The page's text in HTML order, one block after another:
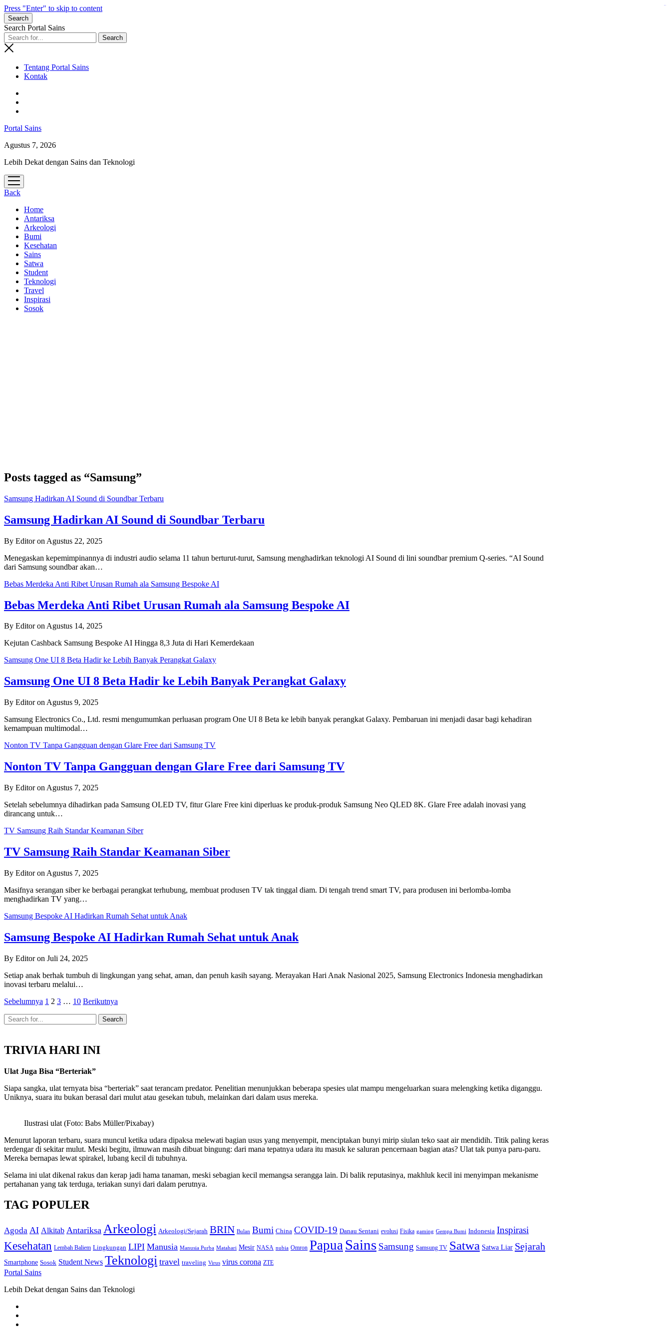
Press "Enter" to skip to content
Search
Search Portal Sains
Tentang Portal Sains
Kontak
Portal Sains
Agustus 7, 2026
Lebih Dekat dengan Sains dan Teknologi
open
menu
Back
Home
Antariksa
Arkeologi
Bumi
Kesehatan
Sains
Satwa
Student
Teknologi
Travel
Inspirasi
Sosok
Posts tagged as “Samsung”
Samsung Hadirkan AI Sound di Soundbar Terbaru
Samsung Hadirkan AI Sound di Soundbar Terbaru
By Editor on Agustus 22, 2025
Menegaskan kepemimpinannya di industri audio selama 11 tahun berturut-turut, Samsung menghadirkan teknologi AI Sound di lini soundbar premium Q-series. “AI Sound
dari Samsung soundbar akan…
Bebas Merdeka Anti Ribet Urusan Rumah ala Samsung Bespoke AI
Bebas Merdeka Anti Ribet Urusan Rumah ala Samsung Bespoke AI
By Editor on Agustus 14, 2025
Kejutan Cashback Samsung Bespoke AI Hingga 8,3 Juta di Hari Kemerdekaan
Samsung One UI 8 Beta Hadir ke Lebih Banyak Perangkat Galaxy
Samsung One UI 8 Beta Hadir ke Lebih Banyak Perangkat Galaxy
By Editor on Agustus 9, 2025
Samsung Electronics Co., Ltd. resmi mengumumkan perluasan program One UI 8 Beta ke lebih banyak perangkat Galaxy. Pembaruan ini menjadi dasar bagi kehadiran
kemampuan multimodal…
Nonton TV Tanpa Gangguan dengan Glare Free dari Samsung TV
Nonton TV Tanpa Gangguan dengan Glare Free dari Samsung TV
By Editor on Agustus 7, 2025
Setelah sebelumnya dihadirkan pada Samsung OLED TV, fitur Glare Free kini diperluas ke produk-produk Samsung Neo QLED 8K. Glare Free adalah inovasi yang
dirancang untuk…
TV Samsung Raih Standar Keamanan Siber
TV Samsung Raih Standar Keamanan Siber
By Editor on Agustus 7, 2025
Masifnya serangan siber ke berbagai perangkat terhubung, membuat produsen TV tak tinggal diam. Di tengah trend smart TV, para produsen ini berlomba-lomba
menghadirkan TV yang…
Samsung Bespoke AI Hadirkan Rumah Sehat untuk Anak
Samsung Bespoke AI Hadirkan Rumah Sehat untuk Anak
By Editor on Juli 24, 2025
Setiap anak berhak tumbuh di lingkungan yang sehat, aman, dan penuh kasih sayang. Merayakan Hari Anak Nasional 2025, Samsung Electronics Indonesia menghadirkan
inovasi terbaru melalui…
Paginasi
pos
Sebelumnya 1 2 3 … 10 Berikutnya
TRIVIA HARI INI
Ulat Juga Bisa “Berteriak”
Siapa sangka, ulat ternyata bisa “berteriak” saat terancam predator. Penelitian menunjukkan beberapa spesies ulat mampu mengeluarkan suara melengking ketika diganggu.
Uniknya, suara itu bukan berasal dari mulut atau gesekan tubuh, melainkan dari dalam usus mereka.
Ilustrasi ulat (Foto: Babs Müller/Pixabay)
Menurut laporan terbaru, suara muncul ketika udara dipaksa melewati bagian usus yang menyempit, menciptakan bunyi mirip siulan teko saat air mendidih. Titik paling keras
terdengar di sekitar mulut. Meski begitu, ilmuwan masih dibuat bingung: dari mana tepatnya udara itu masuk ke saluran pencernaan bagian atas? Ulat tak punya paru-paru.
Mereka bernapas lewat spirakel, lubang kecil di tubuhnya.
Selama ini ulat dikenal rakus dan kerap jadi hama tanaman, meski sebagian kecil memangsa serangga lain. Di balik reputasinya, makhluk kecil ini menyimpan mekanisme
pertahanan yang tak terduga, teriakan sunyi dari dalam perutnya.
TAG POPULER
Agoda AI Alkitab Antariksa Arkeologi Arkeologi/Sejarah BRIN Bulan Bumi China COVID-19 Danau Sentani evolusi Fisika gaming Gempa Bumi Indonesia Inspirasi
Kesehatan Lembah Baliem Lingkungan LIPI Manusia Manusia Purba Matahari Mesir NASA nubia Omron Papua Sains Samsung Samsung TV Satwa Satwa Liar Sejarah
Smartphone Sosok Student News Teknologi travel traveling Virus virus corona ZTE
Portal Sains
Lebih Dekat dengan Sains dan Teknologi